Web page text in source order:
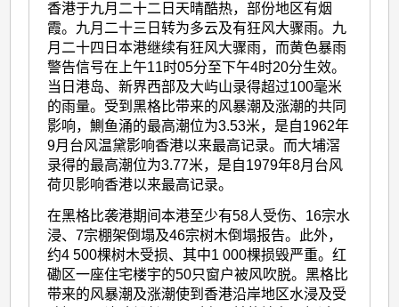
香港于九月二十二日天晴酷热，部份地区有烟
霞。九月二十三日转为多云及有狂风大骤雨。九
月二十四日本港继续有狂风大骤雨，而黄色暴雨
警告信号在上午11时05分至下午4时20分生效。
当日港岛、新界西部及大屿山录得超过100毫米
的雨量。受到黑格比带来的风暴潮及涨潮的共同
影响，鰂鱼涌的最高潮位为3.53米，是自1962年
9月台风温黛影响香港以来最高记录。而大埔滘
录得的最高潮位为3.77米，是自1979年8月台风
荷贝影响香港以来最高记录。
在黑格比袭港期间本港至少有58人受伤、16宗水
浸、7宗棚架倒塌及46宗树木倒塌报告。此外，
约4 500棵树木受损、其中1 000棵损毁严重。红
磡区一座住宅楼宇的50只窗户被风吹脱。黑格比
带来的风暴潮及涨潮使到香港沿岸地区水浸及受